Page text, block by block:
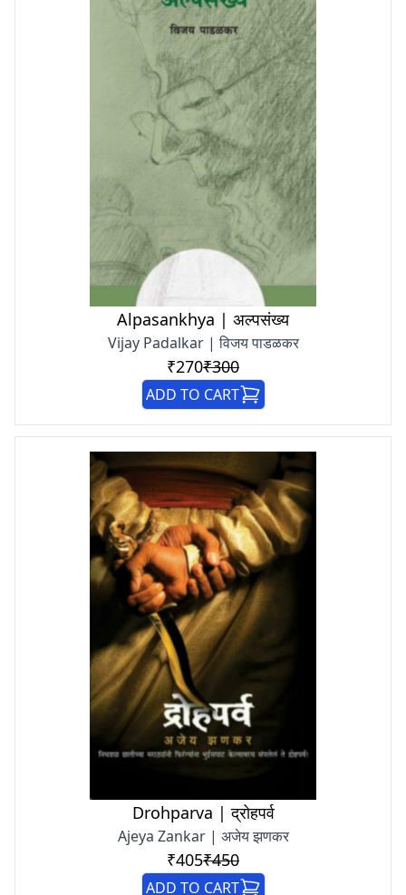
Alpasankhya | अल्पसंख्य
Vijay Padalkar | विजय पाडळकर
₹270₹300
ADD TO CART
Drohparva | द्रोहपर्व
Ajeya Zankar | अजेय झणकर
₹405₹450
ADD TO CART